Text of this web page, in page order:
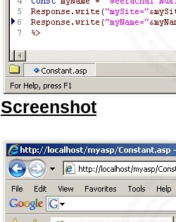
Screenshot